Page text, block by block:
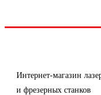
Интернет-магазин
и фрезерных станков